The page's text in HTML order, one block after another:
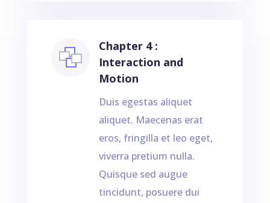
Chapter 4 :
Interaction and
Motion
Duis egestas aliquet
aliquet. Maecenas erat
eros, fringilla et leo eget,
viverra pretium nulla.
Quisque sed augue
tincidunt, posuere dui